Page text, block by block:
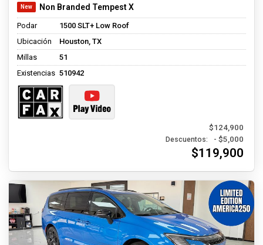
Non Branded Tempest X
Podar
1500 SLT+ Low Roof
Ubicación
Houston, TX
Millas
51
Existencias 510942
$124,900
Descuentos: - $5,000
$119,900